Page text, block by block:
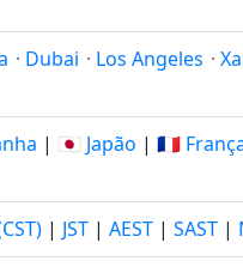
· Dubai · Los Angeles ·
| 🇯🇵 Japão | 🇫🇷
| JST | AEST | SAST |